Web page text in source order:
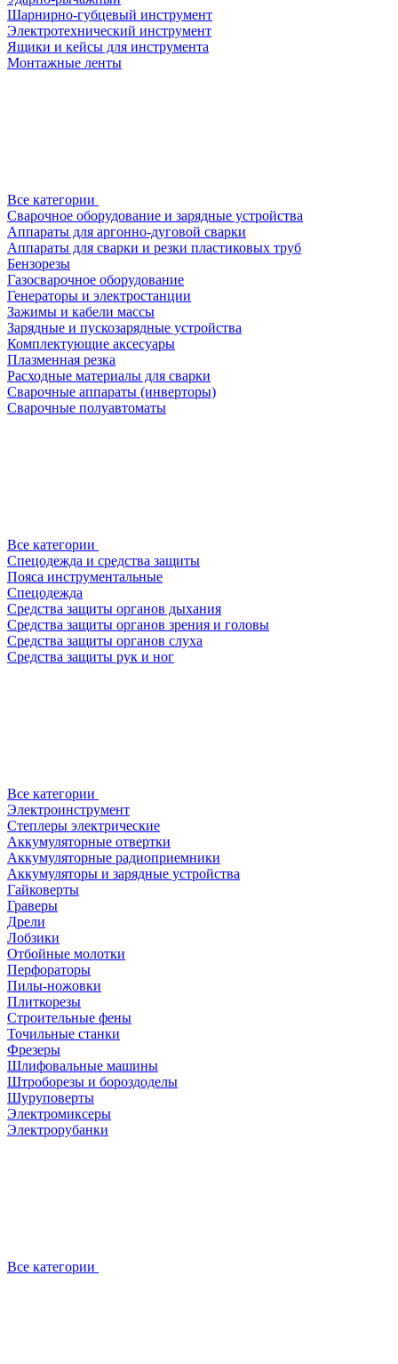
Шарнирно-губцевый инструмент
Электротехнический инструмент
Ящики и кейсы для инструмента
Монтажные ленты
Все категории
Сварочное оборудование и зарядные устройства
Аппараты для аргонно-дуговой сварки
Аппараты для сварки и резки пластиковых труб
Бензорезы
Газосварочное оборудование
Генераторы и электростанции
Зажимы и кабели массы
Зарядные и пускозарядные устройства
Комплектующие аксесуары
Плазменная резка
Расходные материалы для сварки
Сварочные аппараты (инверторы)
Сварочные полуавтоматы
Все категории
Спецодежда и средства защиты
Пояса инструментальные
Спецодежда
Средства защиты органов дыхания
Средства защиты органов зрения и головы
Средства защиты органов слуха
Средства защиты рук и ног
Все категории
Электроинструмент
Степлеры электрические
Аккумуляторные отвертки
Аккумуляторные радиоприемники
Аккумуляторы и зарядные устройства
Гайковерты
Граверы
Дрели
Лобзики
Отбойные молотки
Перфораторы
Пилы-ножовки
Плиткорезы
Строительные фены
Точильные станки
Фрезеры
Шлифовальные машины
Штроборезы и бороздоделы
Шуруповерты
Электромиксеры
Электрорубанки
Все категории